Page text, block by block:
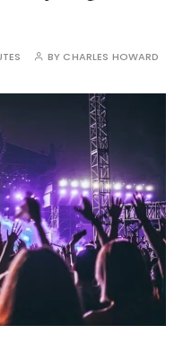
BY CHARLES HOWARD